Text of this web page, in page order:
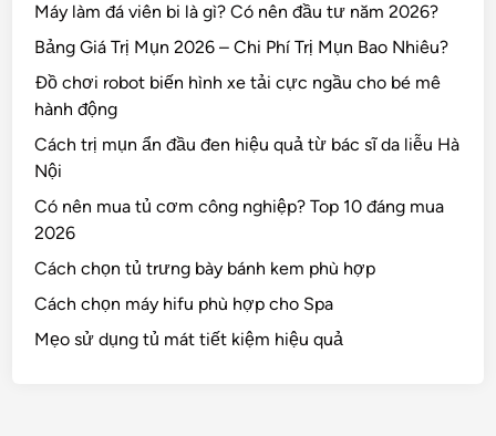
Máy làm đá viên bi là gì? Có nên đầu tư năm 2026?
Bảng Giá Trị Mụn 2026 – Chi Phí Trị Mụn Bao Nhiêu?
Đồ chơi robot biến hình xe tải cực ngầu cho bé mê
hành động
Cách trị mụn ẩn đầu đen hiệu quả từ bác sĩ da liễu Hà
Nội
Có nên mua tủ cơm công nghiệp? Top 10 đáng mua
2026
Cách chọn tủ trưng bày bánh kem phù hợp
Cách chọn máy hifu phù hợp cho Spa
Mẹo sử dụng tủ mát tiết kiệm hiệu quả